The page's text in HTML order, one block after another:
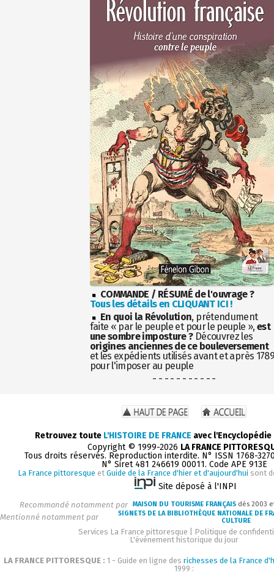
COMMANDE / RÉSUMÉ de l'ouvrage ?
Tous les détails en CLIQUANT ICI !
En quoi la Révolution, prétendument
faite « par le peuple et pour le peuple », est
une sombre imposture ?Découvrez les
origines anciennes de ce bouleversement
et les expédients utilisés avant et après
pour l'imposer au peuple
- - - - - - - - - - -
Retrouvez toute L'HISTOIRE DE FRANCE avec
Copyright © 1999-2026 LA FRANCE
Tous droits réservés. Reproduction interdite. N° ISSN 1768-
N° Siret 481 246619 00011. Code APE 913E
La France pittoresque et Guide de la France d'hier et d'aujourd'hui sont
Site déposé à l'INPI
Recommandé notamment par MAISON DU TOURISME FRANÇAIS dès 2003
Mentionné notamment par
SIGNETS DE LA BIBLIOTHÈQUE NATIONALE DE
CULTURE
Services La France pittoresque
Politique de
L'événement historique du jour
LA FRANCE PITTORESQUE : 1 - Guide en ligne des richesses de la France
1999 :